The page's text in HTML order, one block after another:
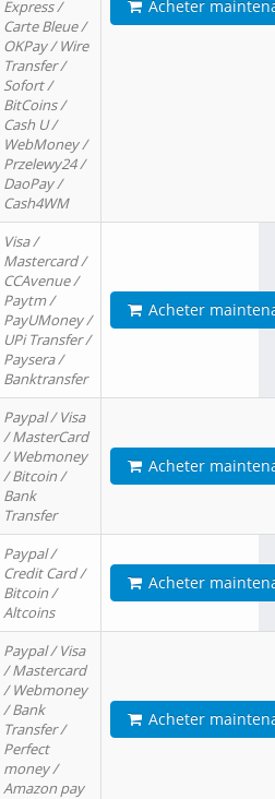
Express /
Carte Bleue /
OKPay / Wire
Transfer /
Sofort /
BitCoins /
Cash U /
WebMoney /
Przelewy24 /
DaoPay /
Cash4WM
Acheter
Visa /
Mastercard /
CCAvenue /
Paytm /
PayUMoney /
UPi Transfer /
Paysera /
Banktransfer
Acheter
Paypal / Visa
/ MasterCard
/ Webmoney
/ Bitcoin /
Bank
Transfer
Acheter
Paypal /
Credit Card /
Bitcoin /
Altcoins
Acheter
Paypal / Visa
/ Mastercard
/ Webmoney
/ Bank
Transfer /
Perfect
money /
Amazon pay
Acheter